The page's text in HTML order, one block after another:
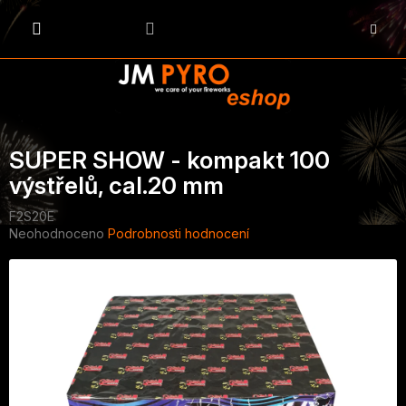
Přejít
na
KOŠÍK
SUPER SHOW - kompakt 100
výstřelů, cal.20 mm
F2S20E
Průměrné
Neohodnoceno Podrobnosti hodnocení